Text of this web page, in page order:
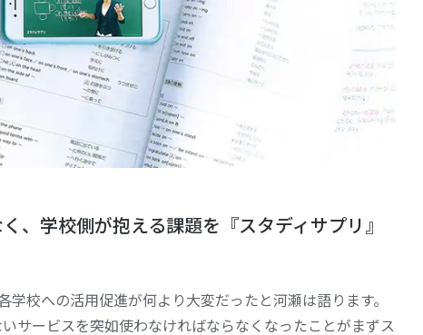
、学校側が抱える課題を『スタディサプリ』
学校への活用促進が何より大変だったと河瀬は語ります。
いサービスを突如使わなければならなくなったことがまずス